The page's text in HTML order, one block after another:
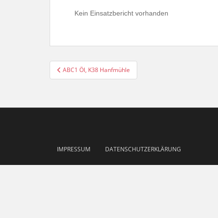
Kein Einsatzbericht vorhanden
Beitragsnavigation
ABC1 Öl, K38 Hanfmühle
IMPRESSUM DATENSCHUTZERKLÄRUNG